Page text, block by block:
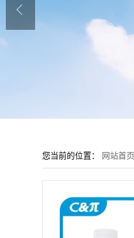
您当前的位置： 网站首页